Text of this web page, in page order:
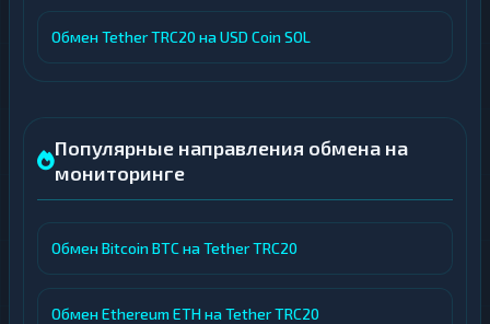
Обмен Tether TRC20 на USD Coin SOL
Популярные направления обмена на
мониторинге
Обмен Bitcoin BTC на Tether TRC20
Обмен Ethereum ETH на Tether TRC20